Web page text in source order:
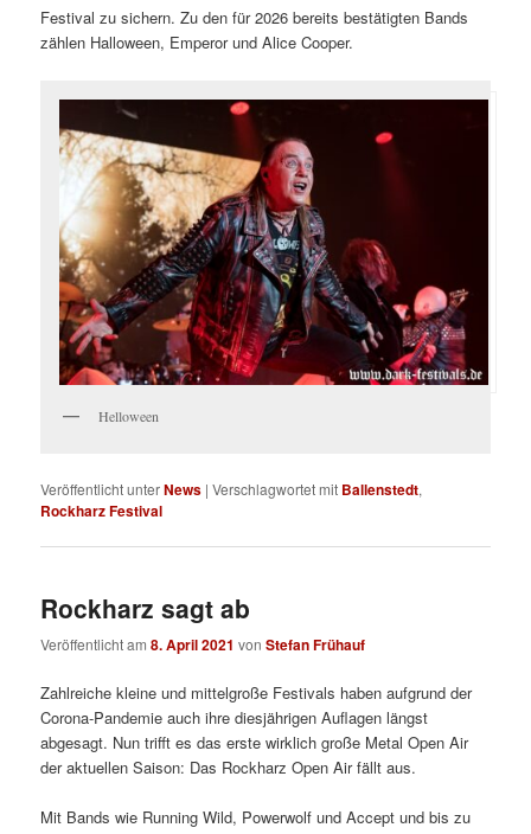
Festival zu sichern. Zu den für 2026 bereits bestätigten Bands
zählen Halloween, Emperor und Alice Cooper.
Helloween
Veröffentlicht unterNews |Verschlagwortet mit Ballenstedt,
Rockharz Festival
Rockharz sagt ab
Veröffentlicht am8. April 2021 vonStefan Frühauf
Zahlreiche kleine und mittelgroße Festivals haben aufgrund der
Corona-Pandemie auch ihre diesjährigen Auflagen längst
abgesagt. Nun trifft es das erste wirklich große Metal Open Air
der aktuellen Saison: Das Rockharz Open Air fällt aus.
Mit Bands wie Running Wild, Powerwolf und Accept und bis zu